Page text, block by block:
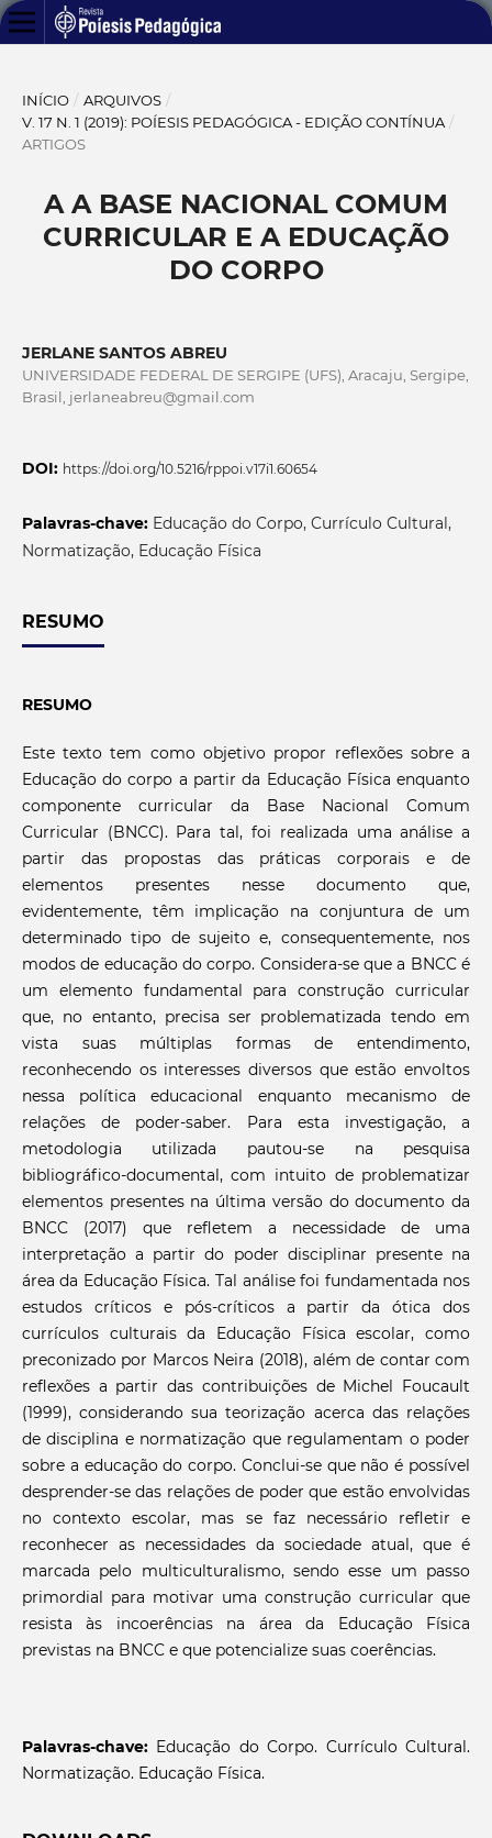
INÍCIO / ARQUIVOS /
V. 17 N. 1 (2019): POÍESIS PEDAGÓGICA - EDIÇÃO CONTÍNUA /
ARTIGOS
A A BASE NACIONAL COMUM
CURRICULAR E A EDUCAÇÃO
DO CORPO
JERLANE SANTOS ABREU
UNIVERSIDADE FEDERAL DE SERGIPE (UFS), Aracaju, Sergipe,
Brasil, jerlaneabreu@gmail.com
DOI: https://doi.org/10.5216/rppoi.v17i1.60654
Palavras-chave: Educação do Corpo, Currículo Cultural,
Normatização, Educação Física
RESUMO
RESUMO
Este texto tem como objetivo propor reflexões sobre a
Educação do corpo a partir da Educação Física enquanto
componente curricular da Base Nacional Comum
Curricular (BNCC). Para tal, foi realizada uma análise a
partir das propostas das práticas corporais e de
elementos presentes nesse documento que,
evidentemente, têm implicação na conjuntura de um
determinado tipo de sujeito e, consequentemente, nos
modos de educação do corpo. Considera-se que a BNCC é
um elemento fundamental para construção curricular
que, no entanto, precisa ser problematizada tendo em
vista suas múltiplas formas de entendimento,
reconhecendo os interesses diversos que estão envoltos
nessa política educacional enquanto mecanismo de
relações de poder-saber. Para esta investigação, a
metodologia utilizada pautou-se na pesquisa
bibliográfico-documental, com intuito de problematizar
elementos presentes na última versão do documento da
BNCC (2017) que refletem a necessidade de uma
interpretação a partir do poder disciplinar presente na
área da Educação Física. Tal análise foi fundamentada nos
estudos críticos e pós-críticos a partir da ótica dos
currículos culturais da Educação Física escolar, como
preconizado por Marcos Neira (2018), além de contar com
reflexões a partir das contribuições de Michel Foucault
(1999), considerando sua teorização acerca das relações
de disciplina e normatização que regulamentam o poder
sobre a educação do corpo. Conclui-se que não é possível
desprender-se das relações de poder que estão envolvidas
no contexto escolar, mas se faz necessário refletir e
reconhecer as necessidades da sociedade atual, que é
marcada pelo multiculturalismo, sendo esse um passo
primordial para motivar uma construção curricular que
resista às incoerências na área da Educação Física
previstas na BNCC e que potencialize suas coerências.
Palavras-chave:Educação do Corpo. Currículo Cultural.
Normatização. Educação Física.